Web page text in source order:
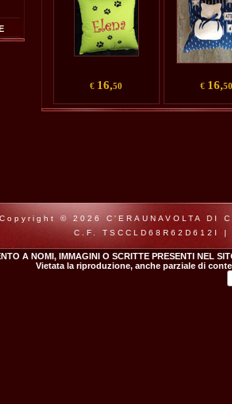
€ 16,50 € 16,50
Copyright © 2026 C'ERAUNAVOLTA
C.F. TSCCLD68R62D612I
A NOMI, IMMAGINI O SCRITTE PRESENTI NEL
Vietata la riproduzione, anche parziale di